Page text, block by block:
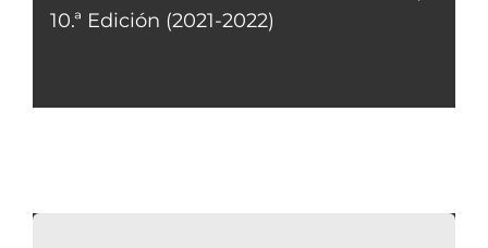
10.ª Edición (2021-2022)